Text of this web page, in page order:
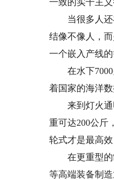
一致的实干主
当很多人还在
结像不像人，
一个嵌入产线的
在水下7000
着国家的海洋
来到灯火通明
重可达200公斤
轮式才是最高效
在更重型的制
等高端装备制